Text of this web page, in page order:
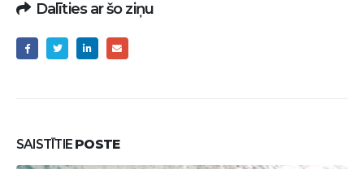
Dalīties ar šo ziņu
SAISTĪTIE POSTE